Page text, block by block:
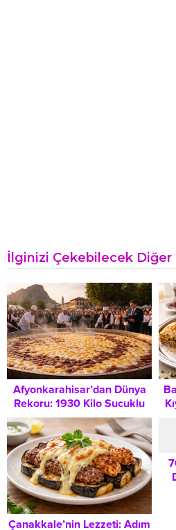
İlginizi Çekebilecek Diğer
Afyonkarahisar’dan Dünya
Rekoru: 1930 Kilo Sucuklu
Yumurta Guinness Kitabına
Girdi
Çanakkale’nin Lezzeti: Adım